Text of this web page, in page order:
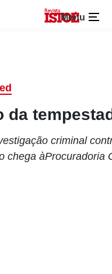
Menu
da
criminal
chega àProcuradoria